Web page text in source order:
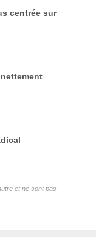
centrée sur
et ne sont pas